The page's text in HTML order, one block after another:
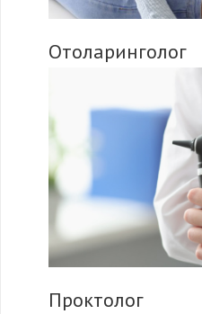
Отоларинголог
Проктолог